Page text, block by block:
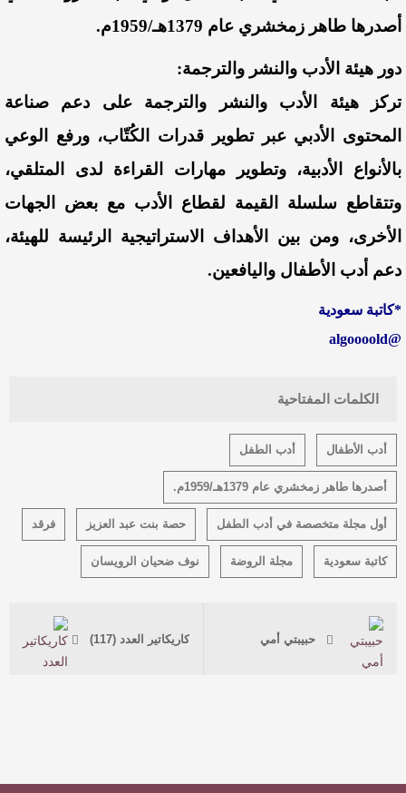
أصدرها طاهر زمخشري عام 1379هـ/1959م.
دور هيئة الأدب والنشر والترجمة:
تركز هيئة الأدب والنشر والترجمة على دعم صناعة
المحتوى الأدبي عبر تطوير قدرات الكُتّاب، ورفع الوعي
بالأنواع الأدبية، وتطوير مهارات القراءة لدى المتلقي،
وتتقاطع سلسلة القيمة لقطاع الأدب مع بعض الجهات
الأخرى، ومن بين الأهداف الاستراتيجية الرئيسة للهيئة،
دعم أدب الأطفال والیافعین.
*كاتبة سعودية
@algoooold
الكلمات المفتاحية
أدب الأطفال أدب الطفل
أصدرها طاهر زمخشري عام 1379هـ/1959م.
أول مجلة متخصصة في أدب الطفل حصة بنت عبد العزيز فرقد
كاتبة سعودية مجلة الروضة نوف ضحيان الرويسان
حبيبتي أمي كاريكاتير العدد (117)